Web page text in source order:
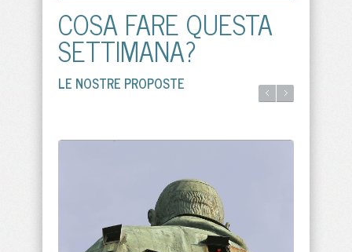
COSA FARE QUESTA
SETTIMANA?
LE NOSTRE PROPOSTE